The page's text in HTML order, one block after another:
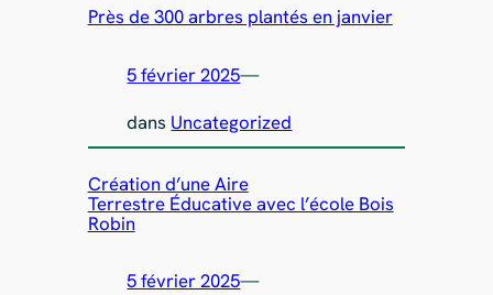
Près de 300 arbres plantés en janvier
5 février 2025—
dans Uncategorized
Création d’une Aire
Terrestre Éducative avec l’école Bois
Robin
5 février 2025—